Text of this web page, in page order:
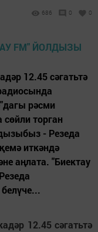
686 0 0
12.45 сәгатьтә
рәсми
торган
- Резеда
иткәндә
аңлата. "Биектау
12.45 сәгатьтә